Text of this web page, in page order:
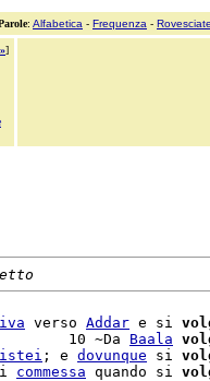
: Alfabetica - Frequenza - Rovesciate
»]
verso Addar e si
10 ~Da Baala
; e dovunque si
commessa quando si